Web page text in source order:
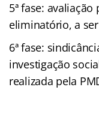
5ª fase:
eliminatório, a
6ª fase:
investigação
realizada pela